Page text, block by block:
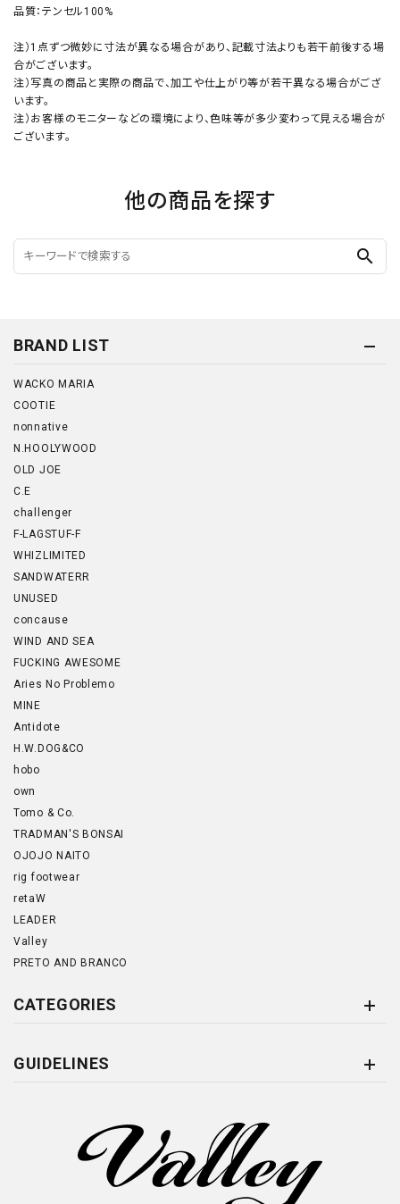
品質：テンセル100%
注）1点ずつ微妙に寸法が異なる場合があり、記載寸法よりも若干前後する場
合がございます。
注）写真の商品と実際の商品で、加工や仕上がり等が若干異なる場合がござ
います。
注）お客様のモニターなどの環境により、色味等が多少変わって見える場合が
ございます。
他の商品を探す
search
BRAND LIST
WACKO MARIA
COOTIE
nonnative
N.HOOLYWOOD
OLD JOE
C.E
challenger
F-LAGSTUF-F
WHIZLIMITED
SANDWATERR
UNUSED
concause
WIND AND SEA
FUCKING AWESOME
Aries No Problemo
MINE
Antidote
H.W.DOG&CO
hobo
own
Tomo & Co.
TRADMAN'S BONSAI
OJOJO NAITO
rig footwear
retaW
LEADER
Valley
PRETO AND BRANCO
CATEGORIES
GUIDELINES